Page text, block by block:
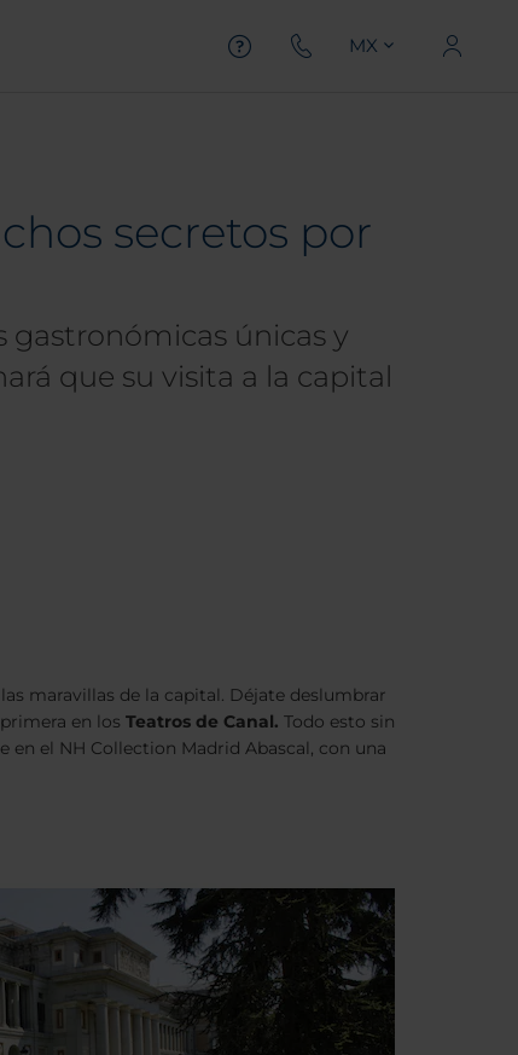
MX
secretos por
gastronómicas únicas y
que su visita a la capital
maravillas de la capital. Déjate deslumbrar
en los Teatros de Canal. Todo esto sin
en el NH Collection Madrid Abascal, con una